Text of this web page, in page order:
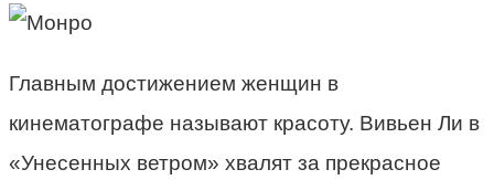
Главным достижением женщин в
кинематографе называют красоту. Вивьен Ли в
«Унесенных ветром» хвалят за прекрасное